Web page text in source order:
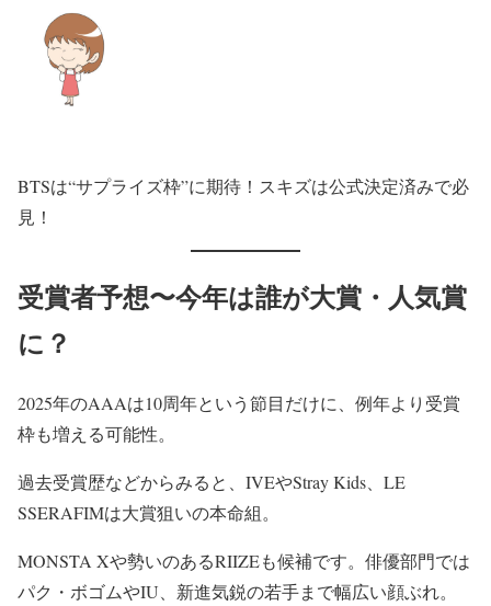
BTSは“サプライズ枠”に期待！スキズは公式決定済みで必
見！
受賞者予想〜今年は誰が大賞・人気賞
に？
2025年のAAAは10周年という節目だけに、例年より受賞
枠も増える可能性。
過去受賞歴などからみると、IVEやStray Kids、LE
SSERAFIMは大賞狙いの本命組。
MONSTA Xや勢いのあるRIIZEも候補です。俳優部門では
パク・ボゴムやIU、新進気鋭の若手まで幅広い顔ぶれ。